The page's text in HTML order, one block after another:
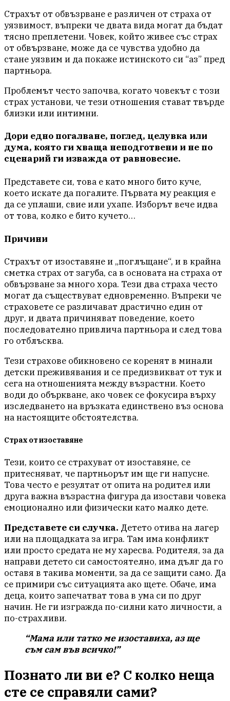
Страхът от обвъзрване е различен от страха от
уязвимост, въпреки че двата вида могат да бъдат
тясно преплетени. Човек, който живее със страх
от обвързване, може да се чувства удобно да
стане уязвим и да покаже истинското си “аз” пред
партньора.
Проблемът често започва, когато човекът с този
страх установи, че тези отношения стават твърде
близки или интимни.
Дори едно погалване, поглед, целувка или
дума, която ги хваща неподготвени и не по
сценарий ги изважда от равновесие.
Представете си, това е като много бито куче,
което искате да погалите. Първата му реакция е
да се уплаши, свие или ухапе. Изборът вече идва
от това, колко е бито кучето…
Причини
Страхът от изоставяне и „поглъщане“, и в крайна
сметка страх от загуба, са в основата на страха от
обвързване за много хора. Тези два страха често
могат да съществуват едновременно. Въпреки че
страховете се различават драстично един от
друг, и двата причиняват поведение, което
последователно привлича партньора и след това
го отблъсква.
Тези страхове обикновено се коренят в минали
детски преживявания и се предизвикват от тук и
сега на отношенията между възрастни. Което
води до объркване, ако човек се фокусира върху
изследването на връзката единствено въз основа
на настоящите обстоятелства.
Страх от изоставяне
Тези, които се страхуват от изоставяне, се
притесняват, че партньорът им ще ги напусне.
Това често е резултат от опита на родител или
друга важна възрастна фигура да изостави човека
емоционално или физически като малко дете.
Представете си случка. Детето отива на лагер
или на площадката за игра. Там има конфликт
или просто средата не му харесва. Родителя, за да
направи детето си самостоятелно, има дълг да го
оставя в такива моменти, за да се защити само. Да
се примири със ситуацията ако щете. Обаче, има
деца, които запечатват това в ума си по друг
начин. Не ги изгражда по-силни като личности, а
по-страхливи.
“Мама или татко ме изоставиха, аз ще
съм сам във всичко!”
Познато ли ви е? С колко неща
сте се справяли сами?